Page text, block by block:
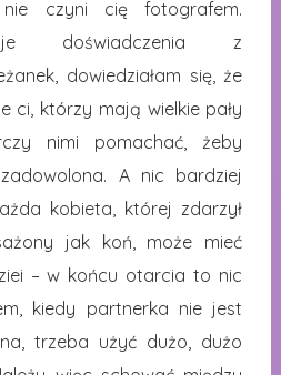
czyni cię fotografem.
doświadczenia z
dowiedziałam się, że
ci, którzy mają wielkie pały
nimi pomachać, żeby
A nic bardziej
kobieta, której zdarzył
jak koń, może mieć
– w końcu otarcia to nic
kiedy partnerka nie jest
trzeba użyć dużo, dużo